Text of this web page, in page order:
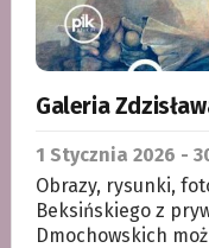
Galeria
1 Stycznia 2026 -
Obrazy, rysunki,
Beksińskiego z
Dmochowskich